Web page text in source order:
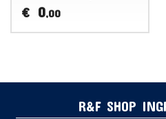
€ 0,00
R&F SHOP